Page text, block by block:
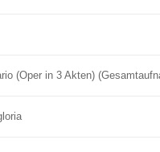
(Oper in 3 Akten)